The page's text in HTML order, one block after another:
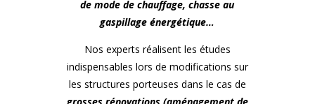
de mode de chauffage, chasse au
gaspillage énergétique…
Nos experts réalisent les études
indispensables lors de modifications sur
les structures porteuses dans le cas de